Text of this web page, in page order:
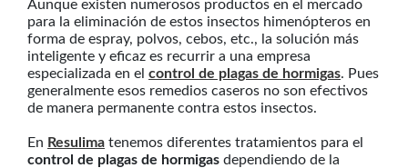
Aunque existen numerosos productos en el mercado
para la eliminación de estos insectos himenópteros en
forma de espray, polvos, cebos, etc., la solución más
inteligente y eficaz es recurrir a una empresa
especializada en el control de plagas de hormigas. Pues
generalmente esos remedios caseros no son efectivos
de manera permanente contra estos insectos.
En Resulima tenemos diferentes tratamientos para el
control de plagas de hormigas dependiendo de la